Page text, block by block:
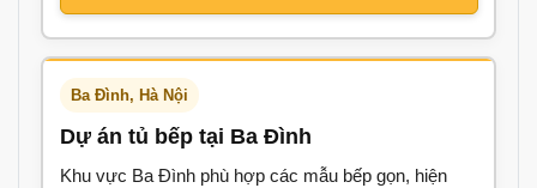
Ba Đình, Hà Nội
Dự án tủ bếp tại Ba Đình
Khu vực Ba Đình phù hợp các mẫu bếp gọn, hiện